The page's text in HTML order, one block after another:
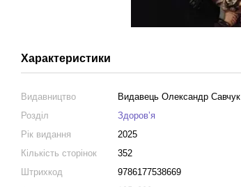
Характеристики
Видавництво
Видавець Олександр Савчук
Розділ
Здоровʼя
Рік видання
2025
Кількість сторінок
352
Штрихкод
9786177538669